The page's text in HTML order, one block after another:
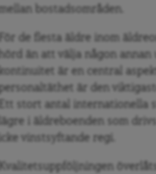
mellan bostadsområden.
För de flesta äldre inom
hörd än att välja någon
kontinuitet är en central
personaltäthet är den
Ett stort antal internationella
lägre i äldreboenden som
icke vinstsyftande regi.
Kvalitetsuppföljningen